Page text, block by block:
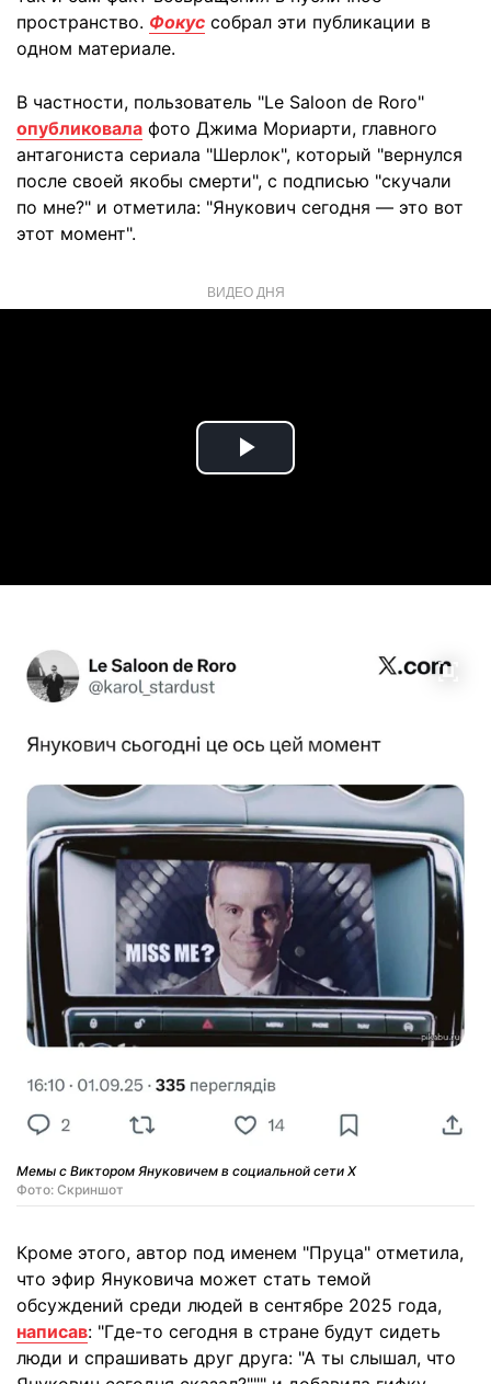
пространство. Фокус собрал эти публикации в
одном материале.
В частности, пользователь "Le Saloon de Roro"
опубликовала фото Джима Мориарти, главного
антагониста сериала "Шерлок", который "вернулся
после своей якобы смерти", с подписью "скучали
по мне?" и отметила: "Янукович сегодня — это вот
этот момент".
ВИДЕО ДНЯ
Play
Мемы с Виктором Януковичем в социальной сети X
Фото: Скриншот
Кроме этого, автор под именем "Пруца" отметила,
что эфир Януковича может стать темой
обсуждений среди людей в сентябре 2025 года,
написав: "Где-то сегодня в стране будут сидеть
люди и спрашивать друг друга: "А ты слышал, что